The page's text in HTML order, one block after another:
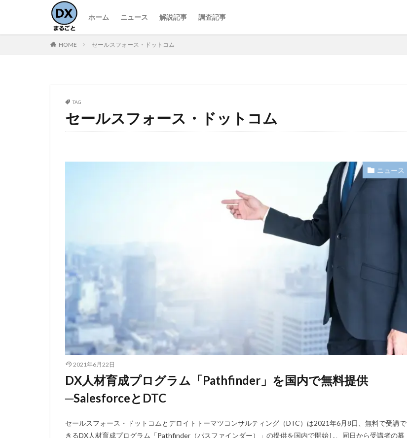
ホーム ニュース 解説記事 調査記事
HOME セールスフォース・ドットコム
TAG
セールスフォース・ドットコム
ニュース
2021年6月22日
DX人材育成プログラム「Pathfinder」を国内で無料提供
─SalesforceとDTC
セールスフォース・ドットコムとデロイトトーマツコンサルティング（DTC）は2021年6月8日、無料で受講で
きるDX人材育成プログラム「Pathfinder（パスファインダー）」の提供を国内で開始し、同日から受講者の募